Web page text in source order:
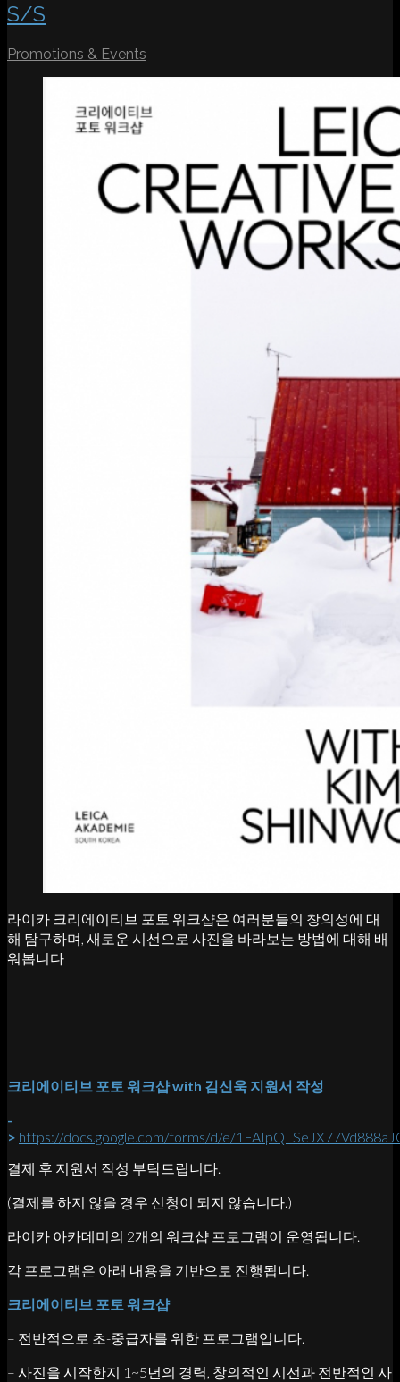
S/S
Promotions & Events
라이카 크리에이티브 포토 워크샵은 여러분들의 창의성에 대
해 탐구하며, 새로운 시선으로 사진을 바라보는 방법에 대해 배
워봅니다
크리에이티브 포토 워크샵 with 김신욱 지원서 작성
-
> https://docs.google.com/forms/d/e/
결제 후 지원서 작성 부탁드립니다.
(결제를 하지 않을 경우 신청이 되지 않습니다.)
라이카 아카데미의 2개의 워크샵 프로그램이 운영됩니다.
각 프로그램은 아래 내용을 기반으로 진행됩니다.
크리에이티브 포토 워크샵
– 전반적으로 초-중급자를 위한 프로그램입니다.
– 사진을 시작한지 1~5년의 경력, 창의적인 시선과 전반적인 사